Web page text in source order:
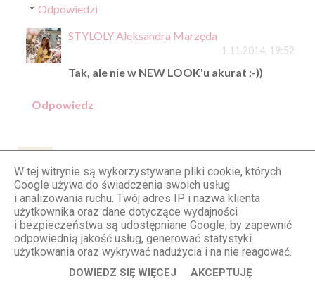
Odpowiedzi
STYLOLY Aleksandra Marzęda
1.11.2014, 19:52
Tak, ale nie w NEW LOOK'u akurat ;-))
Odpowiedz
Anonimowy
31.10.2014, 19:58
Olu,ale ładnie wyglądasz w tym sweterku, piękny
kolor i piękna Ty, co tu dużo pisać :)) Kinga.
Odpowiedz
aDancingQueen
W tej witrynie są wykorzystywane pliki cookie, których
Google używa do świadczenia swoich usług
i analizowania ruchu. Twój adres IP i nazwa klienta
użytkownika oraz dane dotyczące wydajności
i bezpieczeństwa są udostępniane Google, by zapewnić
odpowiednią jakość usług, generować statystyki
użytkowania oraz wykrywać nadużycia i na nie reagować.
DOWIEDZ SIĘ WIĘCEJ AKCEPTUJĘ